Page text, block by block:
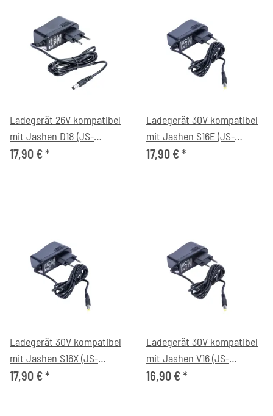
Ladegerät 26V kompatibel
mit Jashen D18 (JS-
AV01C01) Akkustaubsauger
17,90 €*
Ladegerät 30V kompatibel
mit Jashen S16E (JS-
AV02A02) Akkustaubsauger
17,90 €*
Ladegerät 30V kompatibel
mit Jashen S16X (JS-
AV02A02) Akkustaubsauger
17,90 €*
Ladegerät 30V kompatibel
mit Jashen V16 (JS-
AV02A02) Akkustaubsauger
16,90 €*